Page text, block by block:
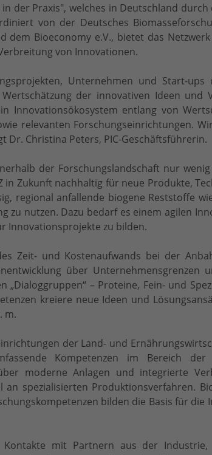
der Praxis", welches in Deutschland durch
von der Deutsches
dem Bioeconomy e.V., bietet das
von Innovationen.
Unternehmen und Start-ups
der innovativen Ideen und
Innovationsökosystem entlang von
relevanten Forschungseinrichtungen.
Christina Peters, PIC-Geschäftsführerin.
der Forschungslandschaft nur
Zukunft nachhaltig für neue Produkte,
regional anfallende biogene Reststoffe
nutzen. Dazu bedarf es einem agilen
Innovationsprojekte zu bilden.
Zeit- und Kostenaufwands bei der
über Unternehmensgrenzen
– Proteine, Fein- und
kreiere neue Ideen und
m.
der Land- und
Kompetenzen im Bereich der
moderne Anlagen und integrierte
spezialisierten Produktionsverfahren.
bilden die Basis für die
mit Partnern aus der Industrie,